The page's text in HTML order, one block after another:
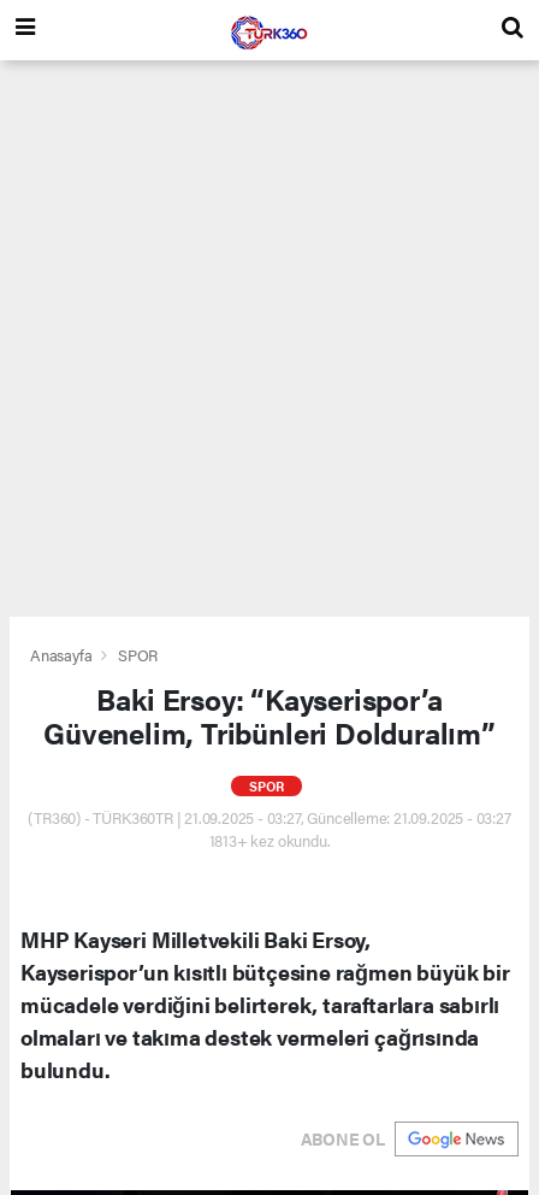
Anasayfa SPOR
Baki Ersoy: “Kayserispor’a
Güvenelim, Tribünleri Dolduralım”
SPOR
(TR360) - TÜRK360TR | 21.09.2025 - 03:27, Güncelleme: 21.09.2025 - 03:27
1813+ kez okundu.
MHP Kayseri Milletvekili Baki Ersoy,
Kayserispor’un kısıtlı bütçesine rağmen büyük bir
mücadele verdiğini belirterek, taraftarlara sabırlı
olmaları ve takıma destek vermeleri çağrısında
bulundu.
ABONE OL